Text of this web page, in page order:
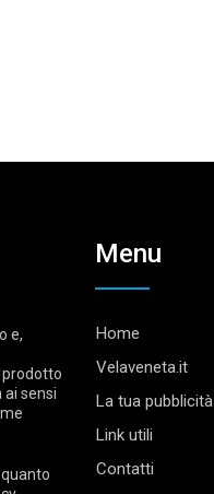
e,
prodotto
sensi
Menu
Home
Velaveneta.it
La tua pubblicità
Link utili
Contatti